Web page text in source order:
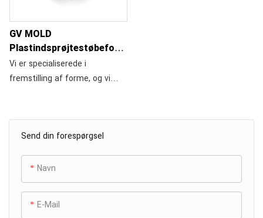
Send din forespørgsel
Navn
E-Mail
GV MOLD
Plastindsprøjtestøbeform
til routerplastdele
Vi er specialiserede i
fremstilling af forme, og vi
me til fræseplastdele. Vores
forme er fremstillet med
materialer af topkvalitet og
avancerede teknikker, hvilket
sikrer enestående holdbarhed
og præcision. Hver form er
designet til at levere